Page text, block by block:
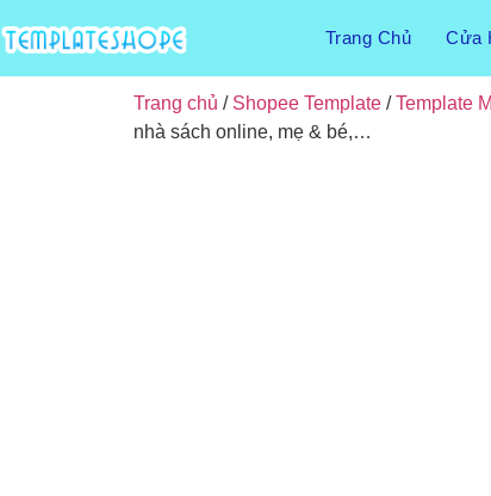
Trang Chủ Cửa
Trang chủ / Shopee Template /Template
nhà sách online, mẹ & bé,…